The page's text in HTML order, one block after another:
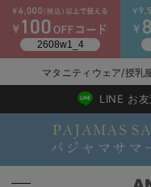
マタニティウェア/授乳
送料495円(一部地
LINE お